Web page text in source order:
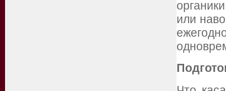
или